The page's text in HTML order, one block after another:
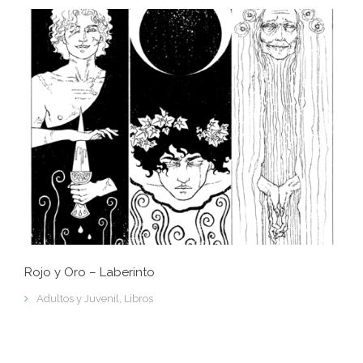
Rojo y Oro – Laberinto
Adultos y Juvenil, Libros